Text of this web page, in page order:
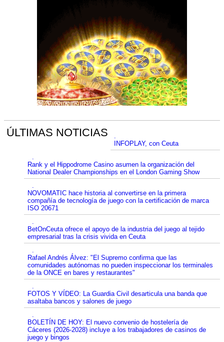
ÚLTIMAS NOTICIAS
.
INFOPLAY, con Ceuta
.
Rank y el Hippodrome Casino asumen la organización del
National Dealer Championships en el London Gaming Show
.
NOVOMATIC hace historia al convertirse en la primera
compañía de tecnología de juego con la certificación de marca
ISO 20671
.
BetOnCeuta ofrece el apoyo de la industria del juego al tejido
empresarial tras la crisis vivida en Ceuta
.
Rafael Andrés Álvez: "El Supremo confirma que las
comunidades autónomas no pueden inspeccionar los terminales
de la ONCE en bares y restaurantes"
.
FOTOS Y VÍDEO: La Guardia Civil desarticula una banda que
asaltaba bancos y salones de juego
.
BOLETÍN DE HOY: El nuevo convenio de hostelería de
Cáceres (2026-2028) incluye a los trabajadores de casinos de
juego y bingos